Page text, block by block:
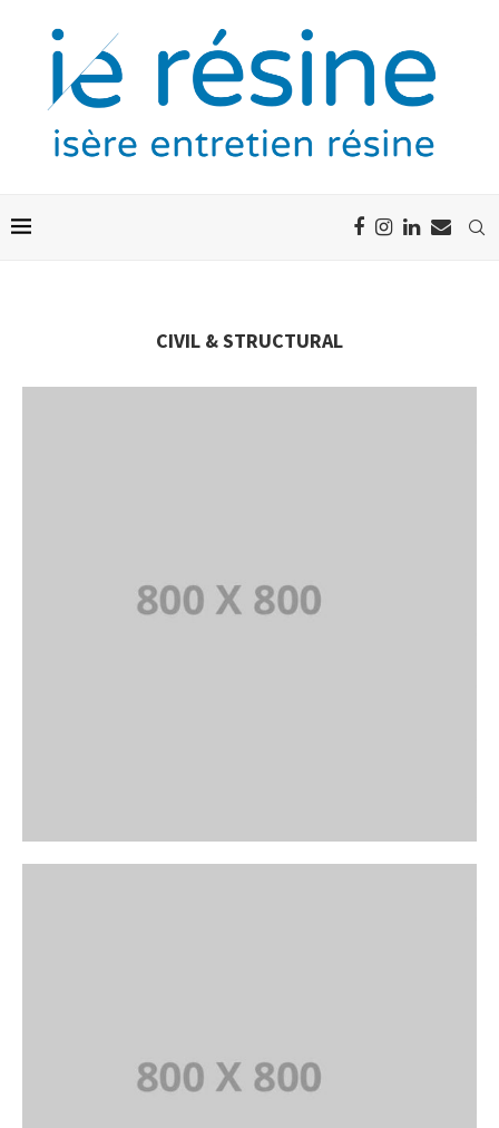
CIVIL & STRUCTURAL